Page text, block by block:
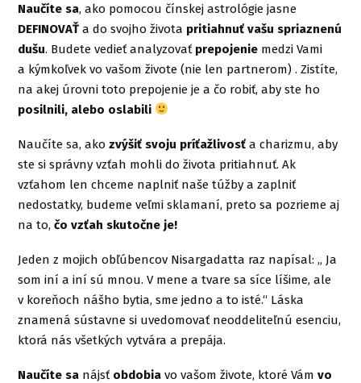
Naučíte sa, ako pomocou čínskej astrológie jasne
DEFINOVAŤ a do svojho života pritiahnuť vašu spriaznenú
dušu. Budete vedieť analyzovať prepojenie medzi Vami
a kýmkoľvek vo vašom živote (nie len partnerom) . Zistíte,
na akej úrovni toto prepojenie je a čo robiť, aby ste ho
posilnili, alebo oslabili
Naučíte sa, akozvýšiť svoju príťažlivosť a charizmu, aby
ste si správny vzťah mohli do života pritiahnuť. Ak
vzťahom len chceme naplniť naše túžby a zaplniť
nedostatky, budeme veľmi sklamaní, preto sa pozrieme aj
na to,čo vzťah skutočne je!
Jeden z mojich obľúbencov Nisargadatta raz napísal: „ Ja
som iní a iní sú mnou. V mene a tvare sa síce líšime, ale
v koreňoch nášho bytia, sme jedno a to isté.“ Láska
znamená sústavne si uvedomovať neoddeliteľnú esenciu,
ktorá nás všetkých vytvára a prepája.
Naučíte sa nájsť obdobia vo vašom živote, ktoré Vámvo